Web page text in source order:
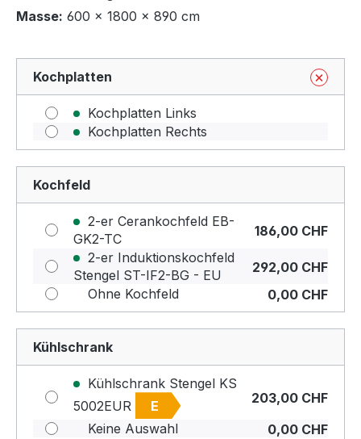
Masse: 600 × 1800 × 890 cm
Kochplatten
Kochplatten Links
Kochplatten Rechts
Kochfeld
2-er Cerankochfeld EB-
GK2-TC
186,00 CHF
2-er Induktionskochfeld
Stengel ST-IF2-BG - EU
292,00 CHF
Ohne Kochfeld
0,00 CHF
Kühlschrank
Kühlschrank Stengel KS
5002EUR
E
203,00 CHF
Keine Auswahl
0,00 CHF